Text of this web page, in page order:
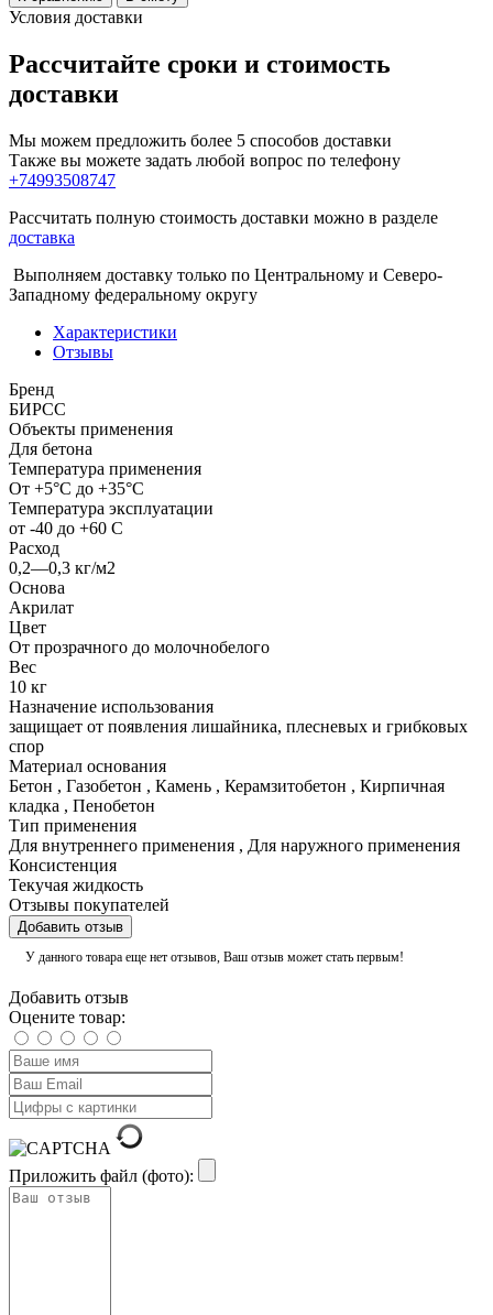
Условия доставки
Рассчитайте сроки и стоимость
доставки
Мы можем предложить более 5 способов доставки
Также вы можете задать любой вопрос по телефону
+74993508747
Рассчитать полную стоимость доставки можно в разделе
доставка
Выполняем доставку только по Центральному и Северо-
Западному федеральному округу
Характеристики
Отзывы
Бренд
БИРСС
Объекты применения
Для бетона
Температура применения
От +5°С до +35°С
Температура эксплуатации
от -40 до +60 C
Расход
0,2—0,3 кг/м2
Основа
Акрилат
Цвет
От прозрачного до молочнобелого
Вес
10 кг
Назначение использования
защищает от появления лишайника, плесневых и грибковых
спор
Материал основания
Бетон , Газобетон , Камень , Керамзитобетон , Кирпичная
кладка , Пенобетон
Тип применения
Для внутреннего применения , Для наружного применения
Консистенция
Текучая жидкость
Отзывы покупателей
Добавить отзыв
У данного товара еще нет отзывов, Ваш отзыв может стать первым!
Добавить отзыв
Оцените товар:
Приложить файл (фото):